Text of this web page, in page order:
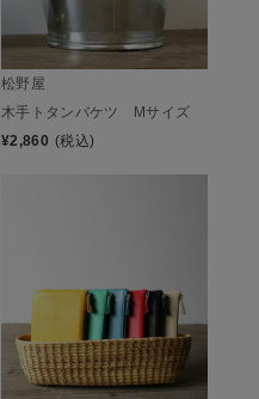
松野屋
木手トタンバケツ Mサイズ
¥2,860 (税込)